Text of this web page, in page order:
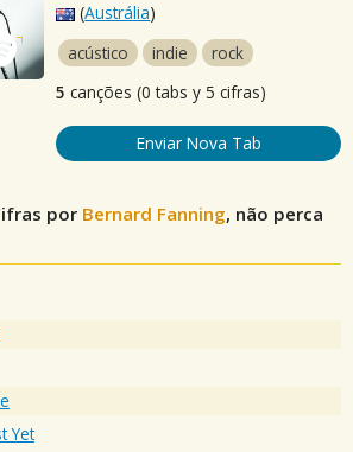
(Austrália)
acústico
indie
rock
5 canções (0 tabs y 5 cifras)
Enviar Nova Tab
por Bernard Fanning, não perca
Yet